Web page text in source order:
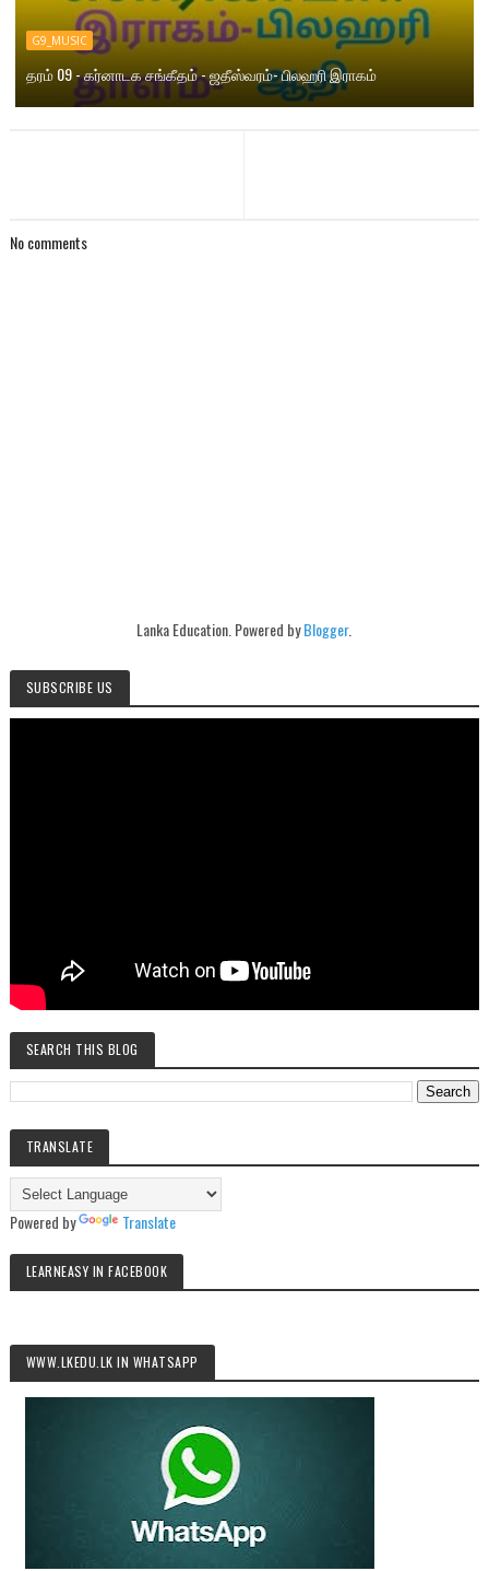
G9_MUSIC
தரம் 09 - கர்னாடக சங்கீதம் - ஜதீஸ்வரம்- பிலஹரி இராகம்
No comments
Lanka Education. Powered byBlogger.
SUBSCRIBE US
SEARCH THIS BLOG
TRANSLATE
Powered by Translate
LEARNEASY IN FACEBOOK
WWW.LKEDU.LK IN WHATSAPP